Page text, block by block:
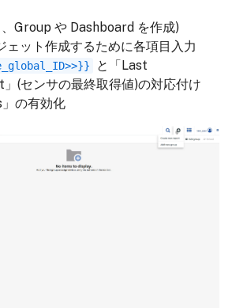
Group や Dashboard を作成)
ェット作成するために各項目入力
と「Last
(センサの最終取得値)の対応付け
の有効化